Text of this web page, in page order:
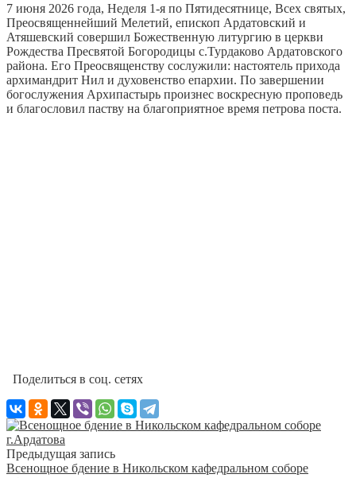
7 июня 2026 года, Неделя 1-я по Пятидесятнице, Всех святых,
Преосвященнейший Мелетий, епископ Ардатовский и
Атяшевский совершил Божественную литургию в церкви
Рождества Пресвятой Богородицы с.Турдаково Ардатовского
района. Его Преосвященству сослужили: настоятель прихода
архимандрит Нил и духовенство епархии. По завершении
богослужения Архипастырь произнес воскресную проповедь
и благословил паству на благоприятное время петрова поста.
Поделиться в соц. сетях
Предыдущая запись
Всенощное бдение в Никольском кафедральном соборе